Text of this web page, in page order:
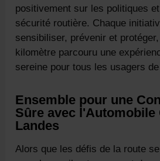
positivement sur les politiques
sécurité routière. Chaque
sensibiliser, prévenir et
kilomètre parcouru une
sereine pour tous les usagers
Ensemble pour une
Sûre avec l'Automobile
Landes
Alors que les défis de la route